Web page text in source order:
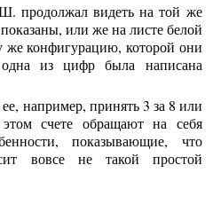
продолжал видеть на той же
или же на листе белой
же конфигурацию, которой они
из цифр была написана
например, принять 3 за 8 или
счете обращают на себя
показывающие, что
вовсе не такой простой